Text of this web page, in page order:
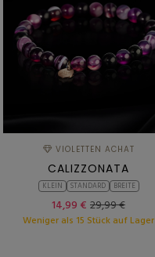
VIOLETTEN ACHAT
CALIZZONATA
KLEIN STANDARD BREITE
14,99 € 29,99 €
Weniger als 15 Stück auf Lager